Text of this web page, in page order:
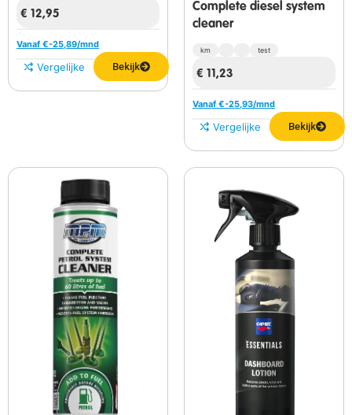
€ 12,95
Vanaf €-25,89/mnd
Vergelijken Bekijk
Complete diesel system
cleaner
km test
€ 11,23
Vanaf €-25,93/mnd
Vergelijken Bekijk